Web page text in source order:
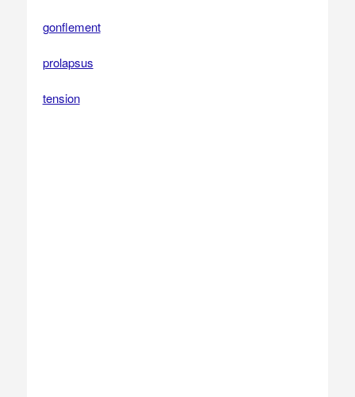
gonflement
prolapsus
tension